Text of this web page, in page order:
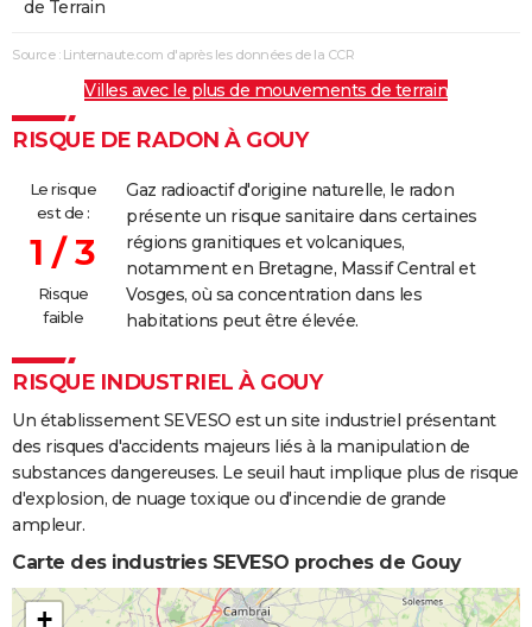
de Terrain
Source : Linternaute.com d'après les données de la CCR
Villes avec le plus de mouvements de terrain
RISQUE DE RADON À GOUY
Le risque
est de :
1 / 3
Risque
faible
Gaz radioactif d'origine naturelle, le radon
présente un risque sanitaire dans certaines
régions granitiques et volcaniques,
notamment en Bretagne, Massif Central et
Vosges, où sa concentration dans les
habitations peut être élevée.
RISQUE INDUSTRIEL À GOUY
Un établissement SEVESO est un site industriel présentant
des risques d'accidents majeurs liés à la manipulation de
substances dangereuses. Le seuil haut implique plus de risque
d'explosion, de nuage toxique ou d'incendie de grande
ampleur.
Carte des industries SEVESO proches de Gouy
+